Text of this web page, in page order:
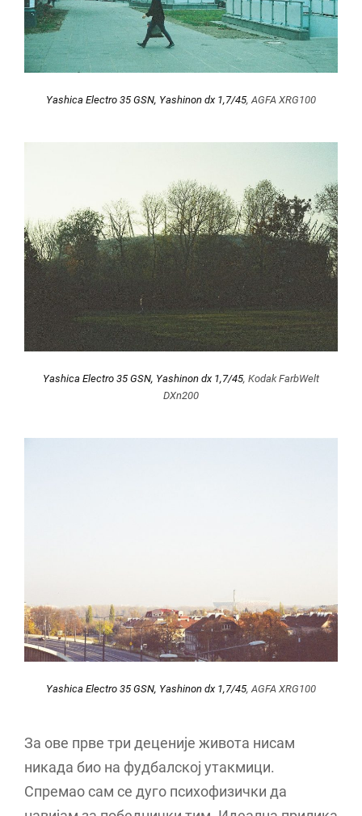
Yashica Electro 35 GSN, Yashinon dx 1,7/45, AGFA XRG100
Yashica Electro 35 GSN, Yashinon dx 1,7/45, Kodak FarbWelt
DXn200
Yashica Electro 35 GSN, Yashinon dx 1,7/45, AGFA XRG100
За ове прве три деценије живота нисам
никада био на фудбалској утакмици.
Спремао сам се дуго психофизички да